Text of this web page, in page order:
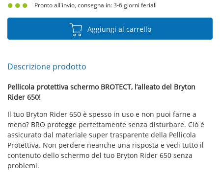
Pronto all'invio, consegna in: 3-6 giorni feriali
Aggiungi al carrello
Descrizione prodotto
Pellicola protettiva schermo BROTECT, l’alleato del Bryton
Rider 650!
Il tuo Bryton Rider 650 è spesso in uso e non puoi farne a
meno? BRO protegge perfettamente senza disturbare. Ciò è
assicurato dal materiale super trasparente della Pellicola
Protettiva. Non perdere neanche una risposta e vedi tutto il
contenuto dello schermo del tuo Bryton Rider 650 senza
problemi.